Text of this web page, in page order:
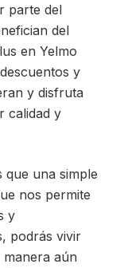
parte del
del
en Yelmo
y
y disfruta
calidad y
que una simple
nos permite
y
podrás vivir
aún